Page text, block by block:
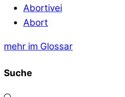
Abortivei
Abort
mehr im Glossar
Suche